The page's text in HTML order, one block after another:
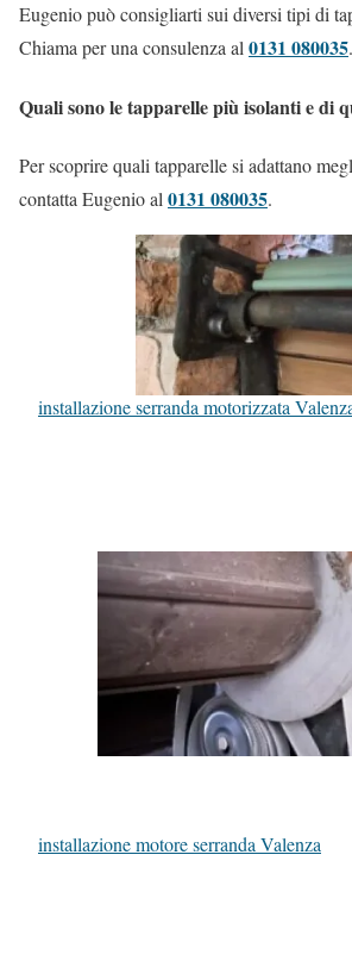
Eugenio può consigliarti sui diversi tipi di
Chiama per una consulenza al0131 080035.
Quali sono le tapparelle più isolanti e di
Per scoprire quali tapparelle si adattano
contatta Eugenio al 0131 080035.
installazione serranda motorizzata
installazione motore serranda Valenza